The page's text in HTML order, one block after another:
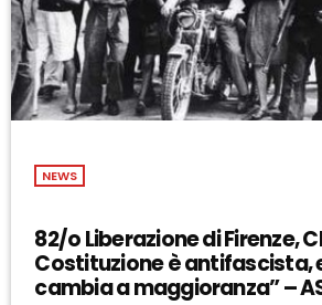
NEWS
82/o Liberazione di Firenze,
Costituzione è antifascista,
cambia a maggioranza” –